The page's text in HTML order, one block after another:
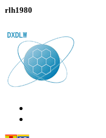
rlh1980